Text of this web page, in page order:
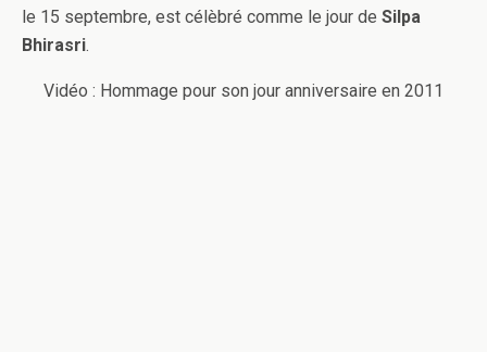
le 15 septembre, est célèbré comme le jour de Silpa
Bhirasri.
Vidéo : Hommage pour son jour anniversaire en 2011